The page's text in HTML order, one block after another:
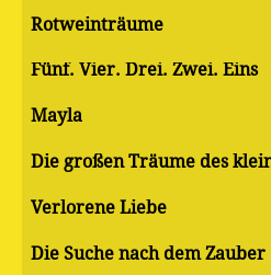
Rotweinträume
Fünf. Vier. Drei. Zwei. Eins
Mayla
Die großen Träume des
Verlorene Liebe
Die Suche nach dem Zauber